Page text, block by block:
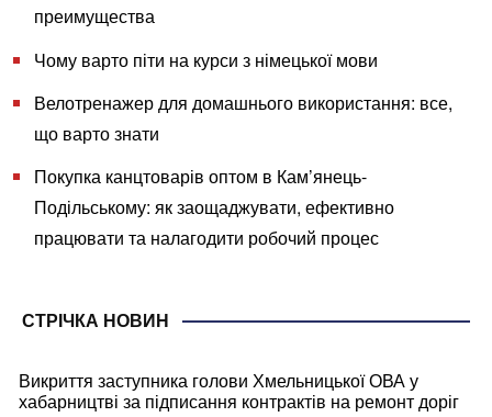
преимущества
Чому варто піти на курси з німецької мови
Велотренажер для домашнього використання: все,
що варто знати
Покупка канцтоварів оптом в Кам’янець-
Подільському: як заощаджувати, ефективно
працювати та налагодити робочий процес
СТРІЧКА НОВИН
Викриття заступника голови Хмельницької ОВА у
хабарництві за підписання контрактів на ремонт доріг